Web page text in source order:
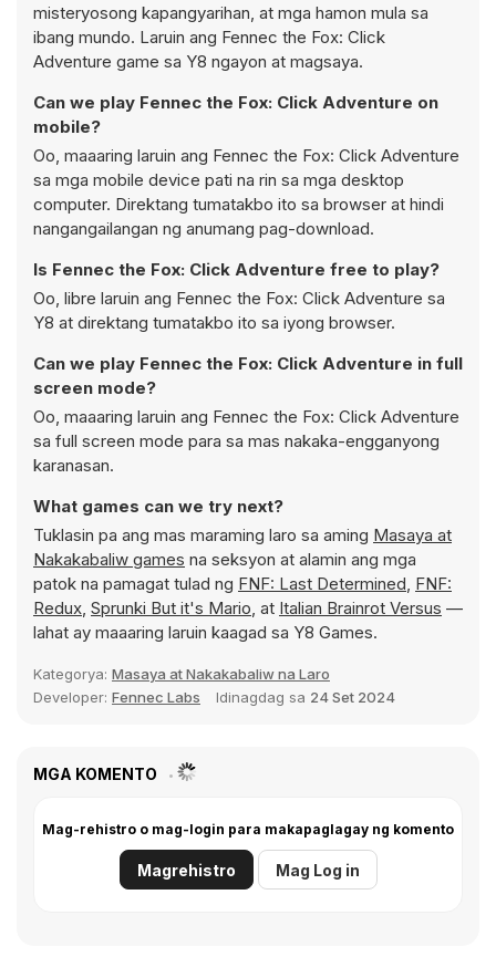
misteryosong kapangyarihan, at mga hamon mula sa
ibang mundo. Laruin ang Fennec the Fox: Click
Adventure game sa Y8 ngayon at magsaya.
Can we play Fennec the Fox: Click Adventure on
mobile?
Oo, maaaring laruin ang Fennec the Fox: Click Adventure
sa mga mobile device pati na rin sa mga desktop
computer. Direktang tumatakbo ito sa browser at hindi
nangangailangan ng anumang pag-download.
Is Fennec the Fox: Click Adventure free to play?
Oo, libre laruin ang Fennec the Fox: Click Adventure sa
Y8 at direktang tumatakbo ito sa iyong browser.
Can we play Fennec the Fox: Click Adventure in full
screen mode?
Oo, maaaring laruin ang Fennec the Fox: Click Adventure
sa full screen mode para sa mas nakaka-engganyong
karanasan.
What games can we try next?
Tuklasin pa ang mas maraming laro sa aming Masaya at
Nakakabaliw games na seksyon at alamin ang mga
patok na pamagat tulad ng FNF: Last Determined, FNF:
Redux, Sprunki But it's Mario, at Italian Brainrot Versus —
lahat ay maaaring laruin kaagad sa Y8 Games.
Kategorya: Masaya at Nakakabaliw na Laro
Developer: Fennec Labs Idinagdag sa 24 Set 2024
MGA KOMENTO
Mag-rehistro o mag-login para makapaglagay ng komento
Magrehistro Mag Log in